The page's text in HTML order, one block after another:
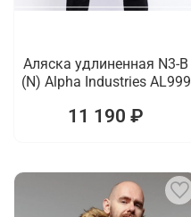
Аляска удлиненная N3-B
(N) Alpha Industries AL999
11 190 ₽